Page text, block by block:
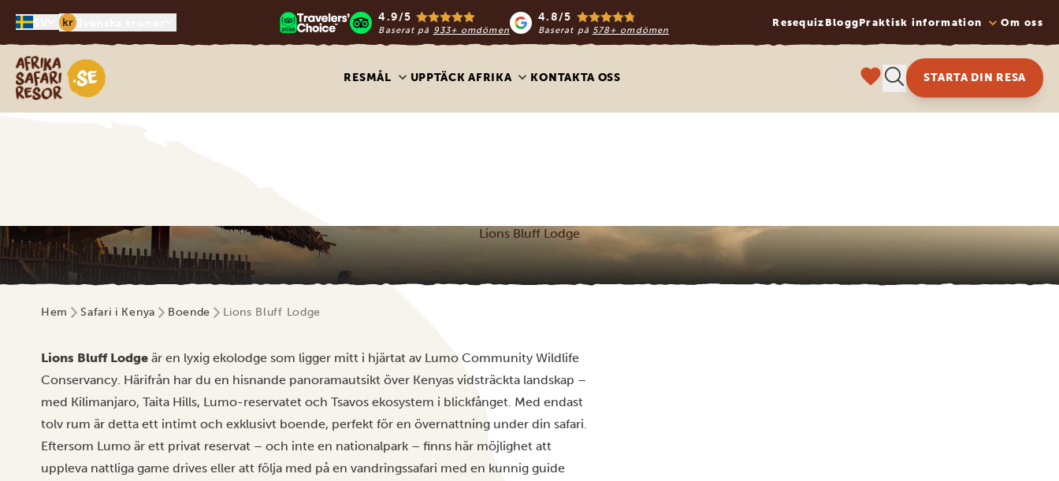
kr 4.9/5
Baserat på 933+ omdömen
4.8/5
Baserat på 578+ omdömen
Resequiz BloggPraktisk information Om oss
Safari-resor i Afrika
RESMÅL UPPTÄCK AFRIKA KONTAKTA OSS STARTA DIN RESA
Lions Bluff Lodge
Hem Safari i Kenya Boende Lions Bluff Lodge
Lions Bluff Lodge är en lyxig ekolodge som ligger mitt i hjärtat av Lumo Community Wildlife
Conservancy. Härifrån har du en hisnande panoramautsikt över Kenyas vidsträckta landskap –
med Kilimanjaro, Taita Hills, Lumo-reservatet och Tsavos ekosystem i blickfånget. Med endast
tolv rum är detta ett intimt och exklusivt boende, perfekt för en övernattning under din safari.
Eftersom Lumo är ett privat reservat – och inte en nationalpark – finns här möjlighet att
uppleva nattliga game drives eller att följa med på en vandringssafari med en kunnig guide